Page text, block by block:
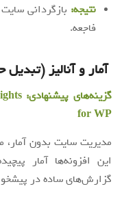
نتیجه: بازگردانی
فاجعه.
آمار و آنالیز
گزینه‌های پیشنهادی:
for WP
مدیریت سایت بدون
گزارش‌های ساده در